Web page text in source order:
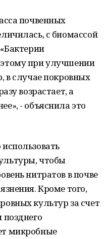
почвенных
с биомассой
при улучшении
в случае покровных
возрастает, а
- объяснила это
чтобы
нитратов в почве
Кроме того,
культур за счет
позднего
микробные